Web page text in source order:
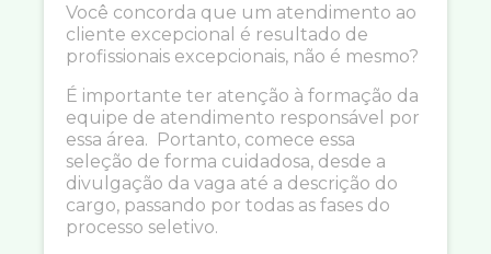
Você concorda que um atendimento ao
cliente excepcional é resultado de
profissionais excepcionais, não é mesmo?
É importante ter atenção à formação da
equipe de atendimento responsável por
essa área. Portanto, comece essa
seleção de forma cuidadosa, desde a
divulgação da vaga até a descrição do
cargo, passando por todas as fases do
processo seletivo.